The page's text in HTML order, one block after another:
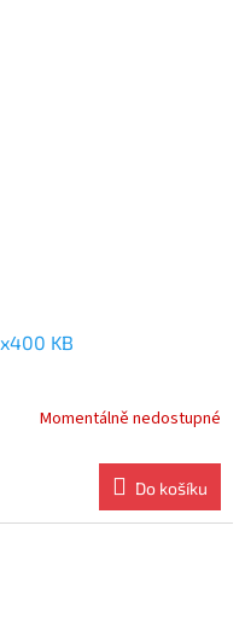
KB
Momentálně nedostupné
Do košíku